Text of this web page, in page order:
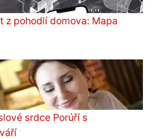
z pohodlí domova: Mapa
srdce Porúří s